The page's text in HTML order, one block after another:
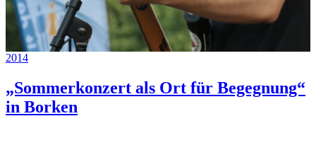
2014
„Sommerkonzert als Ort für Begegnung“
in Borken